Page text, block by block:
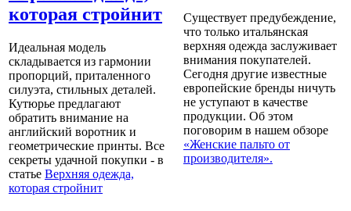
которая стройнит
Идеальная модель
складывается из гармонии
пропорций, приталенного
силуэта, стильных деталей.
Кутюрье предлагают
обратить внимание на
английский воротник и
геометрические принты. Все
секреты удачной покупки - в
статье Верхняя одежда,
которая стройнит
Существует предубеждение,
что только итальянская
верхняя одежда заслуживает
внимания покупателей.
Сегодня другие известные
европейские бренды ничуть
не уступают в качестве
продукции. Об этом
поговорим в нашем обзоре
«Женские пальто от
производителя».